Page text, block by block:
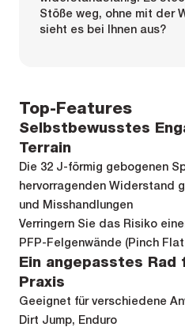
Stöße weg, ohne mit der
sieht es bei Ihnen aus?
Top-Features
Selbstbewusstes
Terrain
Die 32 J-förmig gebogenen
hervorragenden Widerstand
und Misshandlungen
Verringern Sie das Risiko
PFP-Felgenwände (Pinch
Ein angepasstes
Praxis
Geeignet für verschiedene
Dirt Jump, Enduro